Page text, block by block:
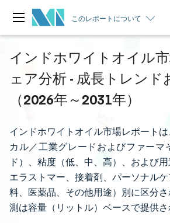
このレポートについて
インドホワイトオイル
ェア分析 - 成長トレンド
（2026年～2031年）
インドホワイトオイル市場レポート
カル／工業グレードおよびファーマ
ド）、粘度（低、中、高）、および
エラストマー、接着剤、パーソナル
料、医薬品、その他用途）別に区分
測は容量（リットル）ベースで提供さ